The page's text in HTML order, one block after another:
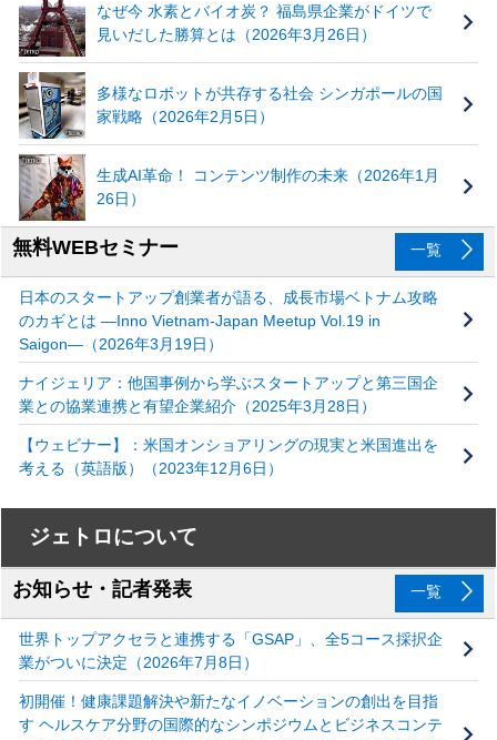
なぜ今 水素とバイオ炭？ 福島県企業がドイツで
見いだした勝算とは（2026年3月26日）
多様なロボットが共存する社会 シンガポールの国
家戦略（2026年2月5日）
生成AI革命！ コンテンツ制作の未来（2026年1月
26日）
無料WEBセミナー 一覧
日本のスタートアップ創業者が語る、成長市場ベトナム攻略
のカギとは ―Inno Vietnam-Japan Meetup Vol.19 in
Saigon―（2026年3月19日）
ナイジェリア：他国事例から学ぶスタートアップと第三国企
業との協業連携と有望企業紹介（2025年3月28日）
【ウェビナー】：米国オンショアリングの現実と米国進出を
考える（英語版）（2023年12月6日）
ジェトロについて
お知らせ・記者発表 一覧
世界トップアクセラと連携する「GSAP」、全5コース採択企
業がついに決定（2026年7月8日）
初開催！健康課題解決や新たなイノベーションの創出を目指
す ヘルスケア分野の国際的なシンポジウムとビジネスコンテ